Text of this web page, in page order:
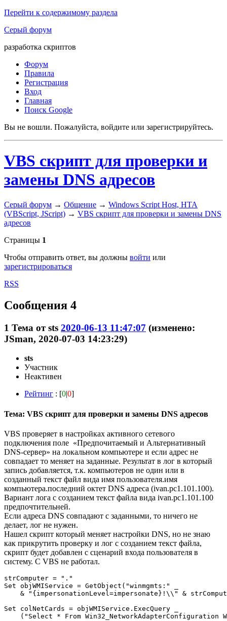
Перейти к содержимому раздела
Серый форум
разработка скриптов
Форум
Правила
Регистрация
Вход
Главная
Поиск Google
Вы не вошли. Пожалуйста, войдите или зарегистрируйтесь.
VBS скрипт для проверки и
замены DNS адресов
Серый форум → Общение → Windows Script Host, HTA
(VBScript, JScript) → VBS скрипт для проверки и замены DNS
адресов
Страницы 1
Чтобы отправить ответ, вы должны войти или
зарегистрироваться
RSS
Сообщения 4
1 Тема отsts 2020-06-13 11:47:07 (изменено:
JSmаn, 2020-07-03 14:23:29)
sts
Участник
Неактивен
Рейтинг : [0|0]
Тема: VBS скрипт для проверки и замены DNS адресов
VBS проверяет в настройках активного сетевого
подключения поле «Предпочитаемый и Альтернативный
DNS-сервер» на локальном компьютере и если адрес не
совпадает то меняет на заданные. Результат в лог в который
запись добавляется, т.к. компьютеров не один или в
созданный текст файл вида имя пользователя.имя
компьютера.последний октет DNS адреса (ivan.pc1.101.100).
Вариант лога с созданием текст файла вида ivan.pc1.101.100
предпочтительней.
Если адреса DNS совпадают с заданными, то ничего не
делает, лог не нужен.
Нашел скрипт который меняет настройки DNS, но не знаю
как прикрутить проверку и лог с созданием текст файла,
скрипт будет добавлен с сценарий входа пользователя в
систему. С VBS не работал.
strComputer = "."
Set objWMIService = GetObject("winmgmts:" _
& "{impersonationLevel=impersonate}!\\" &
Set colNetCards = objWMIService.ExecQuery _
("Select * From Win32_NetworkAdapterConfiguration